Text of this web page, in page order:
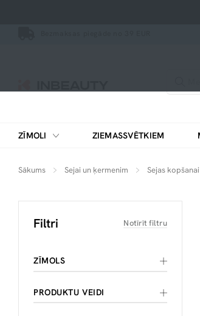
ZĪMOLI ZIEMASSVĒTKIEM
Sākums Sejai un ķermenim Sejas kopšanai
Filtri Notīrīt filtru
ZĪMOLS
PRODUKTU VEIDI